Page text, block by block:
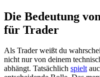
Die Bedeutung
für Trader
Als Trader weißt du
nicht nur von deinem
abhängt. Tatsächlich spielt